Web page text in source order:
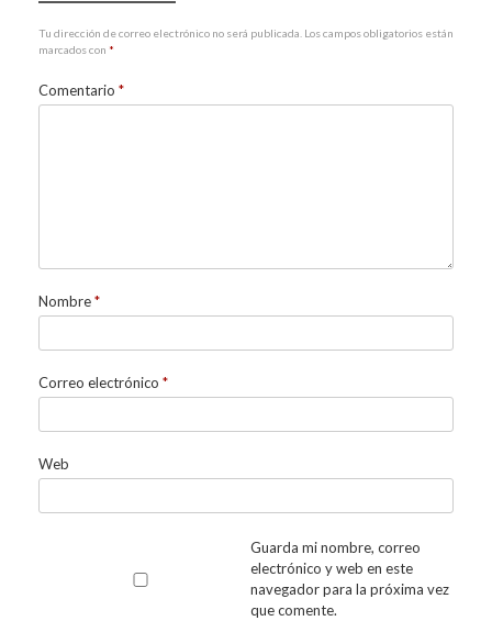
Tu dirección de correo electrónico no será publicada. Los campos obligatorios están
marcados con *
Comentario *
Nombre*
Correo electrónico *
Web
Guarda mi nombre, correo
electrónico y web en este
navegador para la próxima vez
que comente.